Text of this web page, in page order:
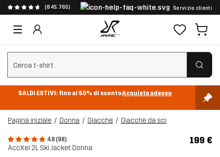
(845.765) Servizio clienti
Cancella ricerca
SALDI ESTIVI: fino al 50% di scontoAcquista adesso
Pagina iniziale Donna Giacche Giacche da sci
4.8 (98)
AccXel 2L Ski Jacket Donna
199 €